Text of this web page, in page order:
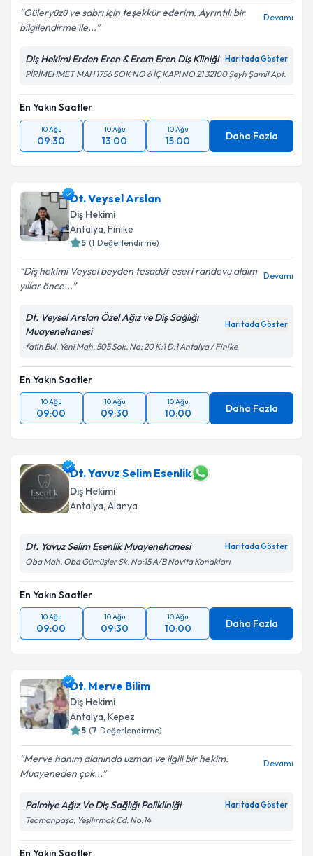
Güleryüzü ve sabrı için teşekkür ederim. Ayrıntılı bir
bilgilendirme ile...
Devamı
Diş Hekimi Erden Eren & Erem Eren Diş Kliniği Haritada Göster
PİRİMEHMET MAH 1756 SOK NO 6 İÇ KAPI NO 21 32100 Şeyh Şamil Apt.
En Yakın Saatler
10 Ağu
09:30
10 Ağu
13:00
10 Ağu
15:00 Daha Fazla
Dt. Veysel Arslan
Diş Hekimi
Antalya, Finike
5 (1 Değerlendirme)
Diş hekimi Veysel beyden tesadüf eseri randevu aldım
yıllar önce...
Devamı
Dt. Veysel Arslan Özel Ağız ve Diş Sağlığı
Muayenehanesi
Haritada Göster
fatih Bul. Yeni Mah. 505 Sok. No: 20 K:1 D:1 Antalya / Finike
En Yakın Saatler
10 Ağu
09:00
10 Ağu
09:30
10 Ağu
10:00 Daha Fazla
Dt. Yavuz Selim Esenlik
Diş Hekimi
Antalya, Alanya
Dt. Yavuz Selim Esenlik Muayenehanesi Haritada Göster
Oba Mah. Oba Gümüşler Sk. No:15 A/B Novita Konakları
En Yakın Saatler
10 Ağu
09:00
10 Ağu
09:30
10 Ağu
10:00 Daha Fazla
Dt. Merve Bilim
Diş Hekimi
Antalya, Kepez
5 (7 Değerlendirme)
Merve hanım alanında uzman ve ilgili bir hekim.
Muayeneden çok...
Devamı
Palmiye Ağız Ve Diş Sağlığı Polikliniği Haritada Göster
Teomanpaşa, Yeşilırmak Cd. No:14
En Yakın Saatler